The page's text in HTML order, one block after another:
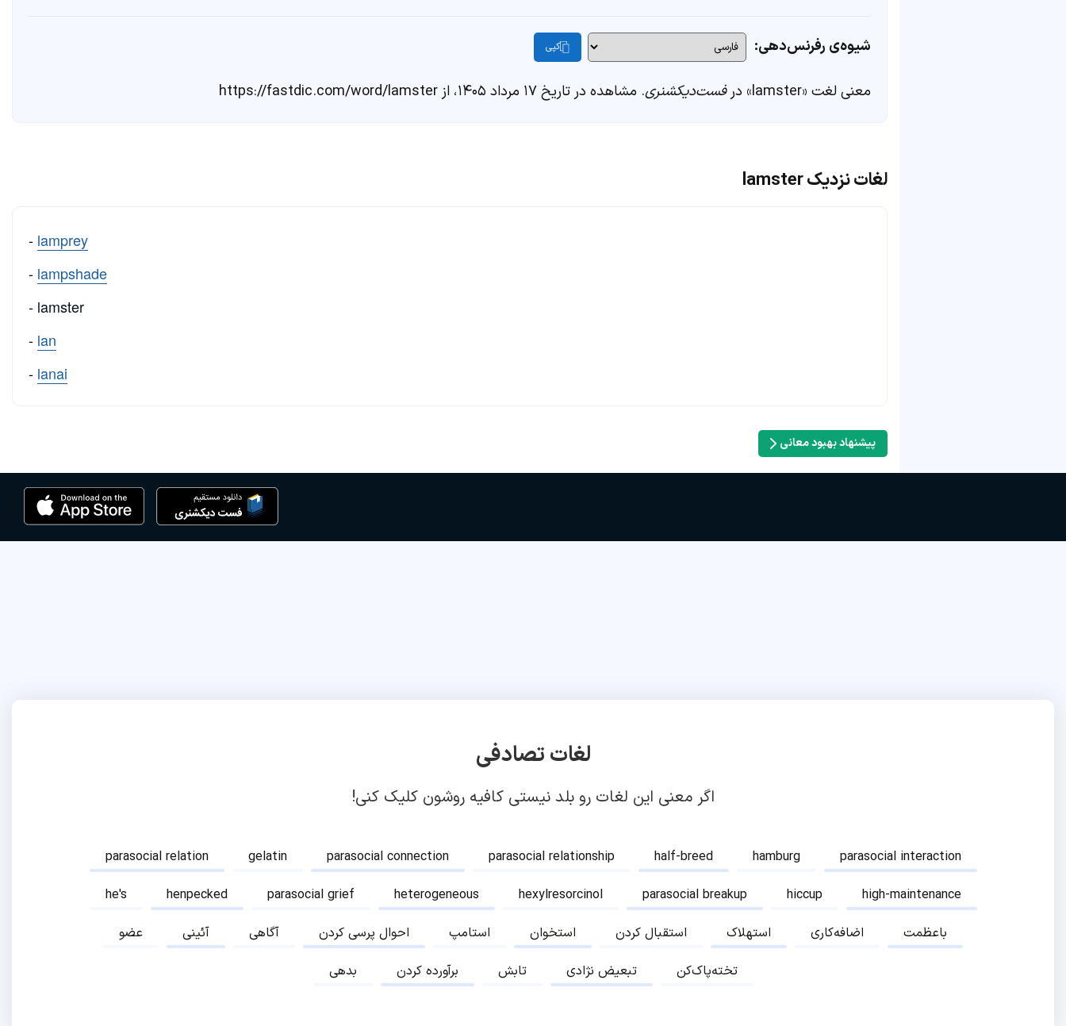
شیوه‌ی رفرنس‌دهی: کپی
معنی لغت «lamster» در فست‌دیکشنری. مشاهده در تاریخ ۱۷ مرداد ۱۴۰۵، از https://fastdic.com/word/lamster
لغات نزدیک lamster
- lamprey
- lampshade
- lamster
- lan
- lanai
پیشنهاد بهبود معانی
لغات تصادفی
اگر معنی این لغات رو بلد نیستی کافیه روشون کلیک کنی!
parasocial relation gelatin parasocial connection parasocial relationship half-breed hamburg
parasocial interaction
he's
henpecked parasocial grief heterogeneous hexylresorcinol parasocial breakup hiccup
high-maintenance
عضو
آئینی آگاهی احوال پرسی کردن استامپ استخوان استقبال کردن استهلاک اضافه‌کاری
باعظمت
بدهی
برآورده کردن تابش تبعیض نژادی تخته‌پاک‌کن